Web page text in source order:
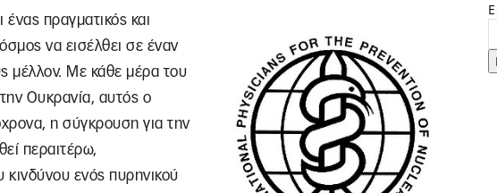
ένας πραγματικός και
να εισέλθει σε έναν
μέλλον. Με κάθε μέρα του
Ουκρανία, αυτός ο
η σύγκρουση για την
περαιτέρω,
ενός πυρηνικού